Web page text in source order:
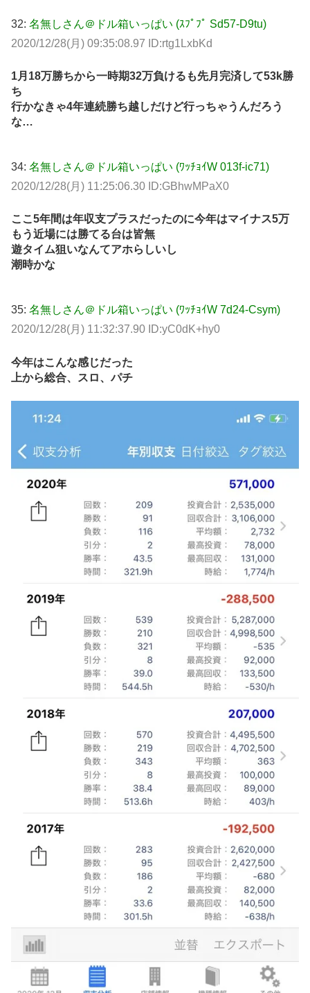
32: 名無しさん＠ドル箱いっぱい (ｽﾌﾟﾌﾟ Sd57-D9tu)
2020/12/28(月) 09:35:08.97 ID:rtg1LxbKd
1月18万勝ちから一時期32万負けるも先月完済して53k勝
ち
行かなきゃ4年連続勝ち越しだけど行っちゃうんだろう
な…
34: 名無しさん＠ドル箱いっぱい (ﾜｯﾁｮｲW 013f-ic71)
2020/12/28(月) 11:25:06.30 ID:GBhwMPaX0
ここ5年間は年収支プラスだったのに今年はマイナス5万
もう近場には勝てる台は皆無
遊タイム狙いなんてアホらしいし
潮時かな
35: 名無しさん＠ドル箱いっぱい (ﾜｯﾁｮｲW 7d24-Csym)
2020/12/28(月) 11:32:37.90 ID:yC0dK+hy0
今年はこんな感じだった
上から総合、スロ、パチ